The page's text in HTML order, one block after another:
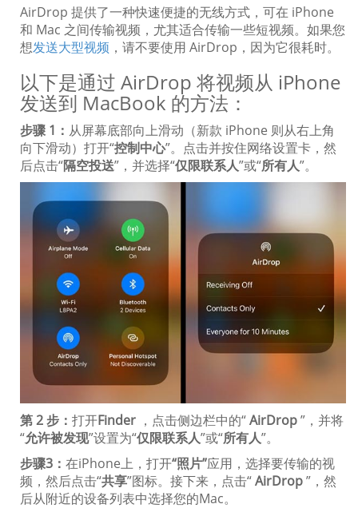
AirDrop 提供了一种快速便捷的无线方式，可在 iPhone
和 Mac 之间传输视频，尤其适合传输一些短视频。如果您
想发送大型视频 ，请不要使用 AirDrop，因为它很耗时。
以下是通过 AirDrop 将视频从 iPhone
发送到 MacBook 的方法：
步骤 1： 从屏幕底部向上滑动（新款 iPhone 则从右上角
向下滑动）打开“控制中心”。点击并按住网络设置卡，然
后点击“隔空投送”，并选择“仅限联系人”或“所有人”。
第 2 步： 打开Finder ，点击侧边栏中的“AirDrop”，并将
“允许被发现”设置为“仅限联系人”或“所有人”。
步骤3： 在iPhone上，打开“照片”应用，选择要传输的视
频，然后点击“共享”图标。接下来，点击“AirDrop”，然
后从附近的设备列表中选择您的Mac。